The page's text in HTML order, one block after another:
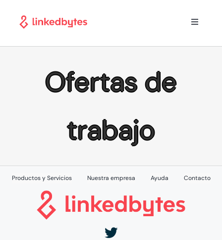
Toggle
Inicio
Casos de Exito
Nuestra Empresa
Ofertas de
trabajo
Productos y Servicios Nuestra empresa Ayuda Contacto